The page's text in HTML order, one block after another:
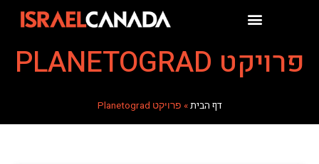
פרויקט PLANETOGRAD
דף הבית» פרויקט Planetograd